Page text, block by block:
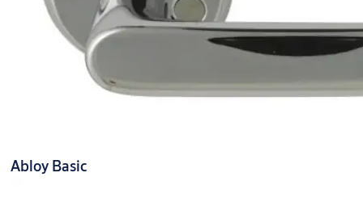
Abloy Basic